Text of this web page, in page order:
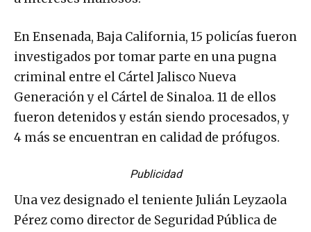
En Ensenada, Baja California, 15 policías fueron
investigados por tomar parte en una pugna
criminal entre el Cártel Jalisco Nueva
Generación y el Cártel de Sinaloa. 11 de ellos
fueron detenidos y están siendo procesados, y
4 más se encuentran en calidad de prófugos.
Publicidad
Una vez designado el teniente Julián Leyzaola
Pérez como director de Seguridad Pública de